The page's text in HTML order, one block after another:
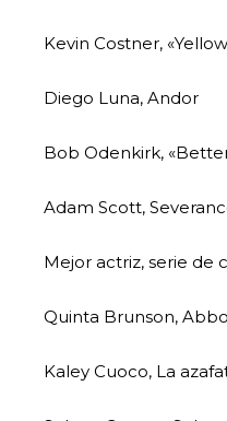
Kevin Costner,
Diego Luna, Andor
Bob Odenkirk,
Adam Scott,
Mejor actriz, serie de
Quinta Brunson,
Kaley Cuoco, La